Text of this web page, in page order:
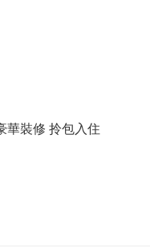
華裝修 拎包入住